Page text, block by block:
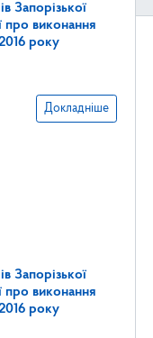
Запорізької
про виконання
року
Докладніше
Запорізької
про виконання
року